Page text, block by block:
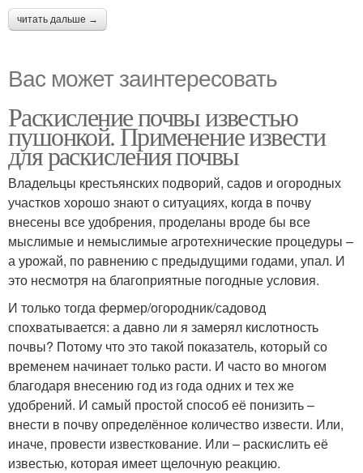
читать дальше →
Вас может заинтересовать
Раскисление почвы известью
пушонкой. Применение извести
для раскисления почвы
Владельцы крестьянских подворий, садов и огородных
участков хорошо знают о ситуациях, когда в почву
внесены все удобрения, проделаны вроде бы все
мыслимые и немыслимые агротехнические процедуры –
а урожай, по равнению с предыдущими годами, упал. И
это несмотря на благоприятные погодные условия.
И только тогда фермер/огородник/садовод
спохватывается: а давно ли я замерял кислотность
почвы? Потому что это такой показатель, который со
временем начинает только расти. И часто во многом
благодаря внесению год из года одних и тех же
удобрений. И самый простой способ её понизить –
внести в почву определённое количество извести. Или,
иначе, провести известкование. Или – раскислить её
известью, которая имеет щелочную реакцию.